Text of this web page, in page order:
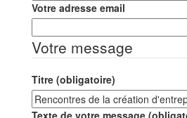
Votre adresse email
Votre message
Titre (obligatoire)